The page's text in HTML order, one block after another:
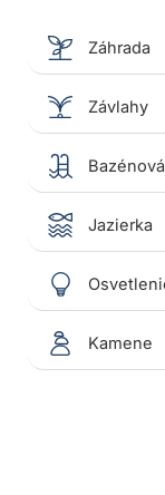
Záhrada
Závlahy
Jazierka
Kamene